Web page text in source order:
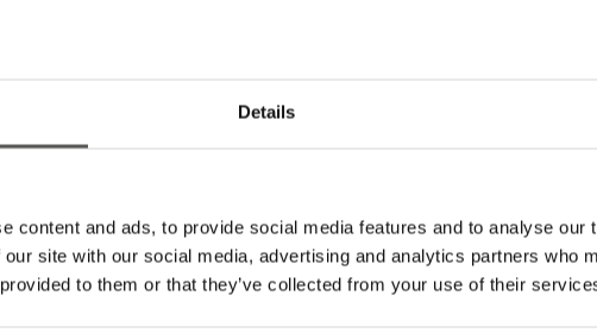
Details
content and ads, to provide social media features and to analyse our
site with our social media, advertising and analytics partners who
to them or that they’ve collected from your use of their
ENTRYSENSE (ENS)
davon, ob diese in Totmann oder
Automatikbetrieb ausgeführt sind, müssen bei
jeder Torbewegung sicher verriegelt sein. Der